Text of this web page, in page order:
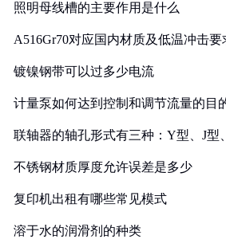
照明母线槽的主要作用是什么
A516Gr70对应国内材质及低温冲击要
镀镍钢带可以过多少电流
计量泵如何达到控制和调节流量的目
联轴器的轴孔形式有三种：Y型、J型
不锈钢材质厚度允许误差是多少
复印机出租有哪些常见模式
溶于水的润滑剂的种类